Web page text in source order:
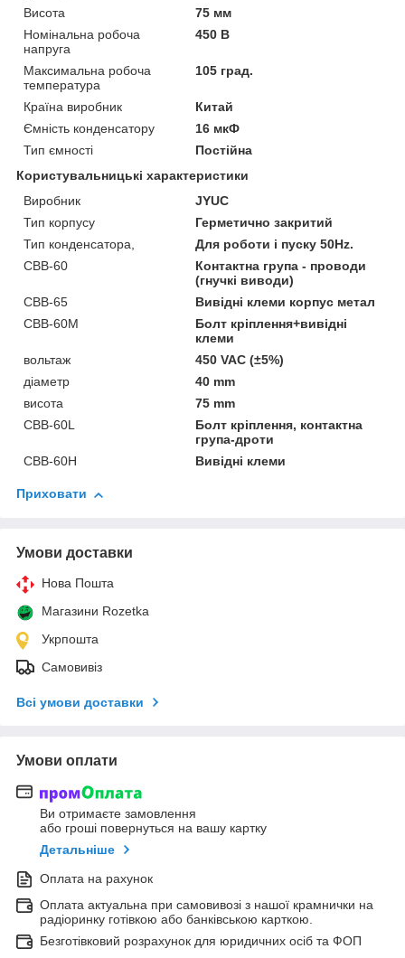
Висота
75 мм
Номінальна робоча
напруга
450 В
Максимальна робоча
температура
105 град.
Країна виробник
Китай
Ємність конденсатору
16 мкФ
Тип ємності
Постійна
Користувальницькі характеристики
Виробник
JYUC
Тип корпусу
Герметично закритий
Тип конденсатора,
Для роботи і пуску 50Hz.
CBB-60
Контактна група - проводи
(гнучкі виводи)
CBB-65
Вивідні клеми корпус метал
CBB-60М
Болт кріплення+вивідні
клеми
вольтаж
450 VAC (±5%)
діаметр
40 mm
висота
75 mm
CBB-60L
Болт кріплення, контактна
група-дроти
CBB-60H
Вивідні клеми
Приховати
Умови доставки
Нова Пошта
Магазини Rozetka
Укрпошта
Самовивіз
Всі умови доставки
Умови оплати
Ви отримаєте замовлення
або гроші повернуться на вашу картку
Детальніше
Оплата на рахунок
Оплата актуальна при самовивозі з нашої крамнички на
радіоринку готівкою або банківською карткою.
Безготівковий розрахунок для юридичних осіб та ФОП